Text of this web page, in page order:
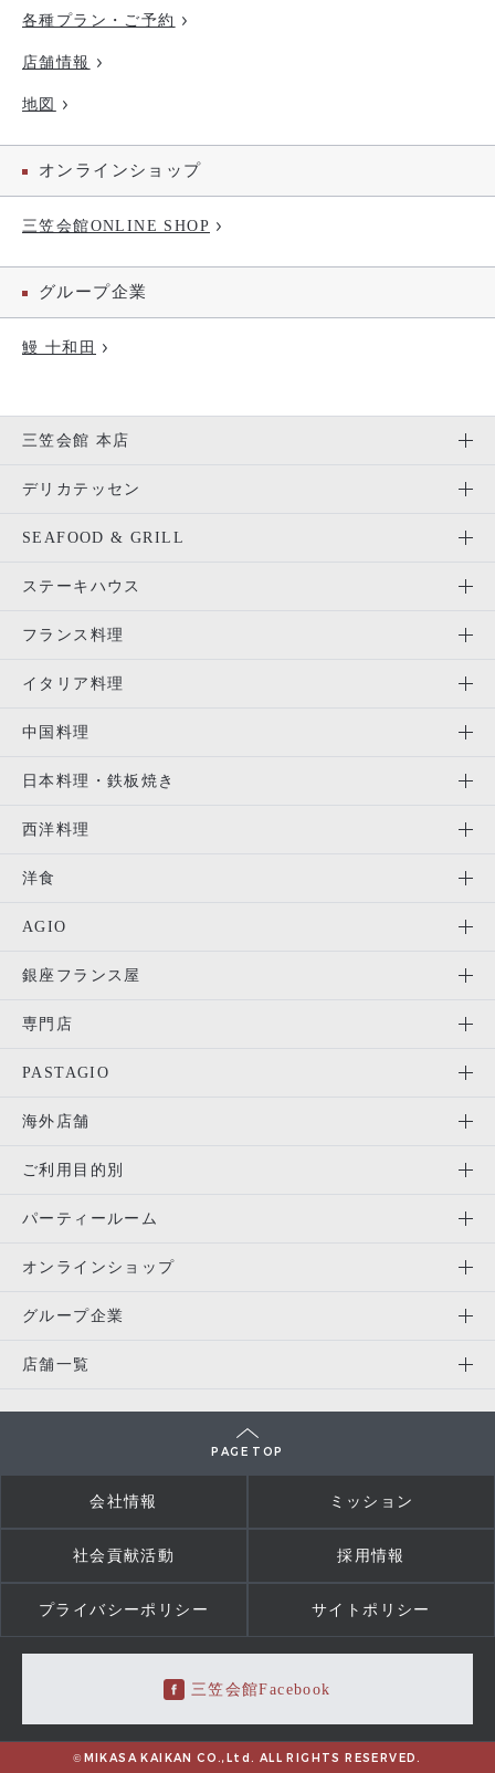
各種プラン・ご予約
店舗情報
地図
オンラインショップ
三笠会館ONLINE SHOP
グループ企業
鰻 十和田
三笠会館 本店
デリカテッセン
SEAFOOD & GRILL
ステーキハウス
フランス料理
イタリア料理
中国料理
日本料理・鉄板焼き
西洋料理
洋食
AGIO
銀座フランス屋
専門店
PASTAGIO
海外店舗
ご利用目的別
パーティールーム
オンラインショップ
グループ企業
店舗一覧
PAGE TOP
会社情報 ミッション
社会貢献活動 採用情報
プライバシーポリシー サイトポリシー
三笠会館Facebook
©MIKASA KAIKAN CO.,Ltd. ALL RIGHTS RESERVED.